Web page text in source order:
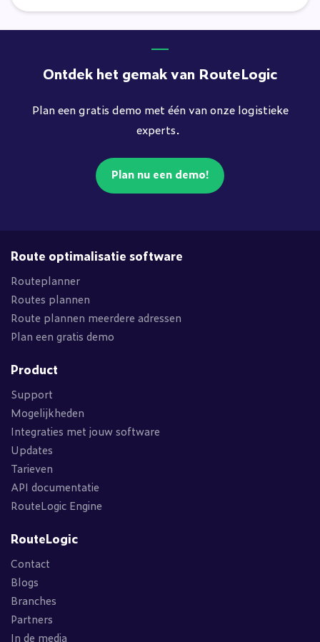
Ontdek het gemak van RouteLogic
Plan een gratis demo met één van onze logistieke
experts.
Plan nu een demo!
Route optimalisatie software
Routeplanner
Routes plannen
Route plannen meerdere adressen
Plan een gratis demo
Product
Support
Mogelijkheden
Integraties met jouw software
Updates
Tarieven
API documentatie
RouteLogic Engine
RouteLogic
Contact
Blogs
Branches
Partners
In de media